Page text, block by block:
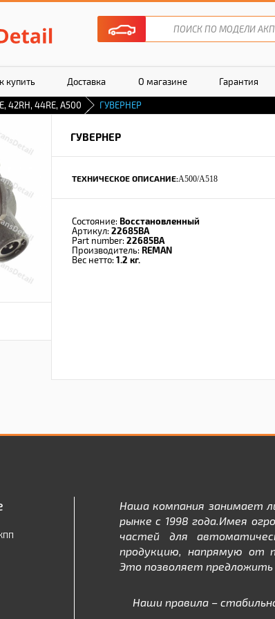
купить Доставка О магазине Гарантия
42RH, 44RE, A500 ГУВЕРНЕР
ГУВЕРНЕР
ТЕХНИЧЕСКОЕ ОПИСАНИЕ:A500/A518
Состояние: Восстановленный
Артикул: 22685BA
Part number: 22685BA
Производитель: REMAN
Вес нетто: 1.2 кг.
Наша компания занимает
рынке с 1998 года.Имея
частей для
продукцию, напрямую от
Это позволяет предложить
Наши правила –